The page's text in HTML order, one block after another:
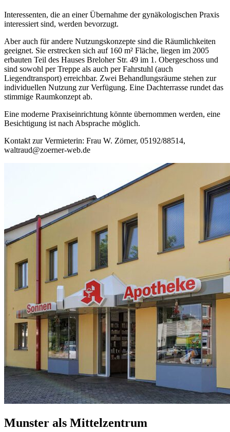
Interessenten, die an einer Übernahme der gynäkologischen Praxis
interessiert sind, werden bevorzugt.
Aber auch für andere Nutzungskonzepte sind die Räumlichkeiten
geeignet. Sie erstrecken sich auf 160 m² Fläche, liegen im 2005
erbauten Teil des Hauses Breloher Str. 49 im 1. Obergeschoss und
sind sowohl per Treppe als auch per Fahrstuhl (auch
Liegendtransport) erreichbar. Zwei Behandlungsräume stehen zur
individuellen Nutzung zur Verfügung. Eine Dachterrasse rundet das
stimmige Raumkonzept ab.
Eine moderne Praxiseinrichtung könnte übernommen werden, eine
Besichtigung ist nach Absprache möglich.
Kontakt zur Vermieterin: Frau W. Zörner, 05192/88514,
waltraud@zoerner-web.de
Munster als Mittelzentrum